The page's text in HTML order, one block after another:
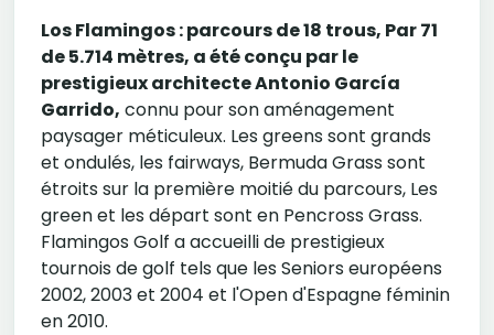
Los Flamingos : parcours de 18 trous, Par 71
de 5.714 mètres, a été conçu par le
prestigieux architecte Antonio García
Garrido, connu pour son aménagement
paysager méticuleux. Les greens sont grands
et ondulés, les fairways, Bermuda Grass sont
étroits sur la première moitié du parcours, Les
green et les départ sont en Pencross Grass.
Flamingos Golf a accueilli de prestigieux
tournois de golf tels que les Seniors européens
2002, 2003 et 2004 et l'Open d'Espagne féminin
en 2010.